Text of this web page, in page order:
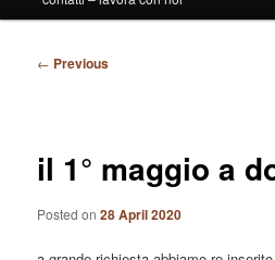
Post
← Previous
il 1° maggio a
Posted on28 April 2020